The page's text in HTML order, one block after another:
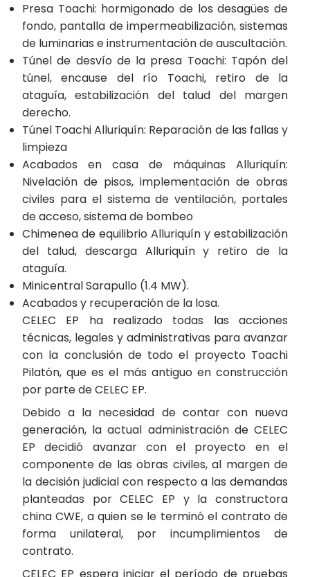
Presa Toachi: hormigonado de los desagües de
fondo, pantalla de impermeabilización, sistemas
de luminarias e instrumentación de auscultación.
Túnel de desvío de la presa Toachi: Tapón del
túnel, encause del río Toachi, retiro de la
ataguía, estabilización del talud del margen
derecho.
Túnel Toachi Alluriquín: Reparación de las fallas y
limpieza
Acabados en casa de máquinas Alluriquín:
Nivelación de pisos, implementación de obras
civiles para el sistema de ventilación, portales
de acceso, sistema de bombeo
Chimenea de equilibrio Alluriquín y estabilización
del talud, descarga Alluriquín y retiro de la
ataguía.
Minicentral Sarapullo (1.4 MW).
Acabados y recuperación de la losa.
CELEC EP ha realizado todas las acciones
técnicas, legales y administrativas para avanzar
con la conclusión de todo el proyecto Toachi
Pilatón, que es el más antiguo en construcción
por parte de CELEC EP.
Debido a la necesidad de contar con nueva
generación, la actual administración de CELEC
EP decidió avanzar con el proyecto en el
componente de las obras civiles, al margen de
la decisión judicial con respecto a las demandas
planteadas por CELEC EP y la constructora
china CWE, a quien se le terminó el contrato de
forma unilateral, por incumplimientos de
contrato.